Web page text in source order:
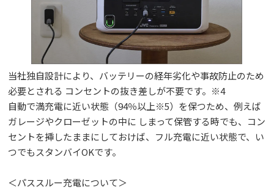
当社独自設計により、バッテリーの経年劣化や事故防止のため
必要とされる コンセントの抜き差しが不要です。※4
自動で満充電に近い状態（94％以上※5）を保つため、例えば
ガレージやクローゼットの中に しまって保管する時でも、コン
セントを挿したままにしておけば、フル充電に近い状態で、い
つでもスタンバイOKです。
＜パススルー充電について＞